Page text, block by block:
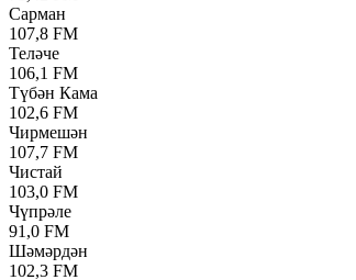
Сарман
107,8 FM
Теләче
106,1 FM
Түбән Кама
102,6 FM
Чирмешән
107,7 FM
Чистай
103,0 FM
Чүпрәле
91,0 FM
Шәмәрдән
102,3 FM